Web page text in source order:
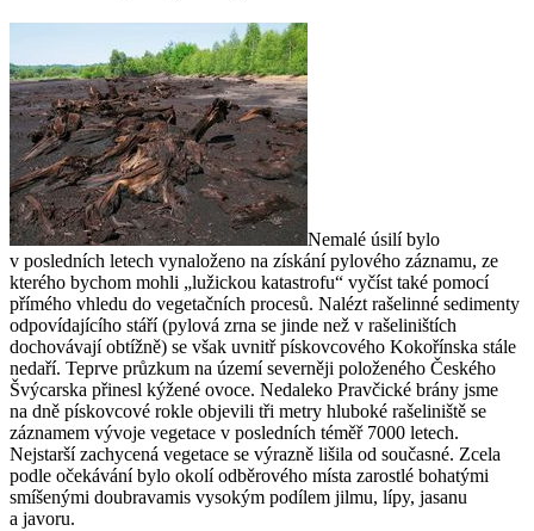
Nemalé úsilí bylo
v posledních letech vynaloženo na získání pylového záznamu, ze
kterého bychom mohli „lužickou katastrofu“ vyčíst také pomocí
přímého vhledu do vegetačních procesů. Nalézt rašelinné sedimenty
odpovídajícího stáří (pylová zrna se jinde než v rašeliništích
dochovávají obtížně) se však uvnitř pískovcového Kokořínska stále
nedaří. Teprve průzkum na území severněji položeného Českého
Švýcarska přinesl kýžené ovoce. Nedaleko Pravčické brány jsme
na dně pískovcové rokle objevili tři metry hluboké rašeliniště se
záznamem vývoje vegetace v posledních téměř 7000 letech.
Nejstarší zachycená vegetace se výrazně lišila od současné. Zcela
podle očekávání bylo okolí odběrového místa zarostlé bohatými
smíšenými doubravamis vysokým podílem jilmu, lípy, jasanu
a javoru.